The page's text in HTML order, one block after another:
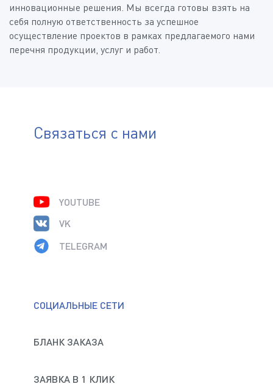
инновационные решения. Мы всегда готовы взять на
себя полную ответственность за успешное
осуществление проектов в рамках предлагаемого нами
перечня продукции, услуг и работ.
Связаться с нами
СОЦИАЛЬНЫЕ СЕТИ
БЛАНК ЗАКАЗА
ЗАЯВКА В 1 КЛИК
YOUTUBE
VK
TELEGRAM